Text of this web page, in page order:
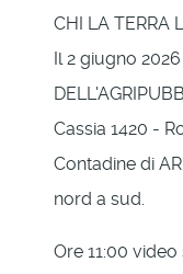
CHI LA TERRA
Il 2 giugno
Cassia 1420 -
Contadine di
nord a sud.
Ore 11:00